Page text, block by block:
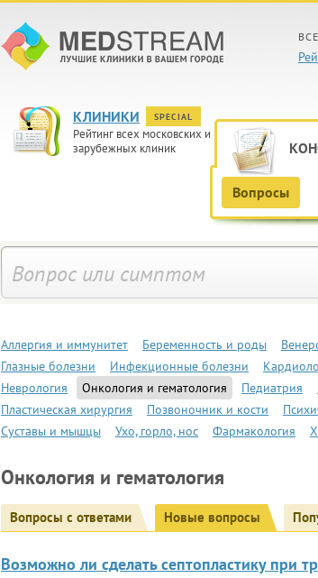
КЛИНИКИ SPECIAL
Рейтинг всех московских и
зарубежных клиник
Вопросы
Аллергия и иммунитет Беременность и роды
Глазные болезни
Инфекционные болезни
Неврология
Онкология и гематология Педиатрия
Пластическая хирургия
Позвоночник и кости
Суставы и мышцы
Ухо, горло, нос Фармакология
Онкология и гематология
Вопросы с ответами Новые вопросы
Возможно ли сделать септопластику при